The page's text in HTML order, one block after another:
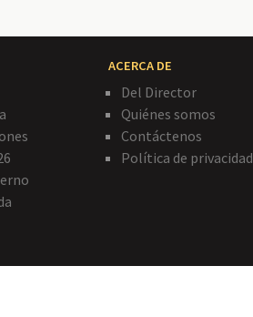
ACERCA DE
Del Director
Quiénes somos
Contáctenos
Política de privacidad